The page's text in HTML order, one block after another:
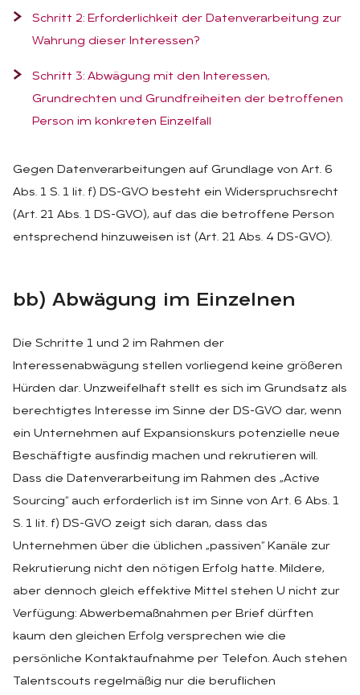
Schritt 2: Erforderlichkeit der Datenverarbeitung zur
Wahrung dieser Interessen?
Schritt 3: Abwägung mit den Interessen,
Grundrechten und Grundfreiheiten der betroffenen
Person im konkreten Einzelfall
Gegen Datenverarbeitungen auf Grundlage von Art. 6
Abs. 1 S. 1 lit. f) DS-GVO besteht ein Widerspruchsrecht
(Art. 21 Abs. 1 DS-GVO), auf das die betroffene Person
entsprechend hinzuweisen ist (Art. 21 Abs. 4 DS-GVO).
bb) Ab­wä­gung im Ein­zel­nen
Die Schritte 1 und 2 im Rahmen der
Interessenabwägung stellen vorliegend keine größeren
Hürden dar. Unzweifelhaft stellt es sich im Grundsatz als
berechtigtes Interesse im Sinne der DS-GVO dar, wenn
ein Unternehmen auf Expansionskurs potenzielle neue
Beschäftigte ausfindig machen und rekrutieren will.
Dass die Datenverarbeitung im Rahmen des „Active
Sourcing“ auch erforderlich ist im Sinne von Art. 6 Abs. 1
S. 1 lit. f) DS-GVO zeigt sich daran, dass das
Unternehmen über die üblichen „passiven“ Kanäle zur
Rekrutierung nicht den nötigen Erfolg hatte. Mildere,
aber dennoch gleich effektive Mittel stehen U nicht zur
Verfügung: Abwerbemaßnahmen per Brief dürften
kaum den gleichen Erfolg versprechen wie die
persönliche Kontaktaufnahme per Telefon. Auch stehen
Talentscouts regelmäßig nur die beruflichen